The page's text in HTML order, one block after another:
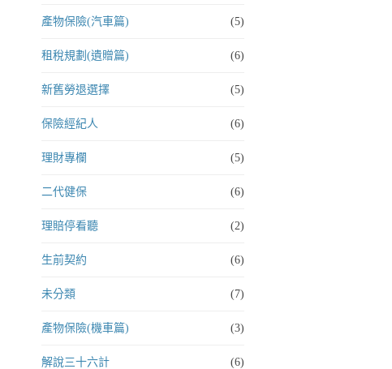
產物保險(汽車篇) (5)
租稅規劃(遺贈篇) (6)
新舊勞退選擇 (5)
保險經紀人 (6)
理財專欄 (5)
二代健保 (6)
理賠停看聽 (2)
生前契約 (6)
未分類 (7)
產物保險(機車篇) (3)
解說三十六計 (6)